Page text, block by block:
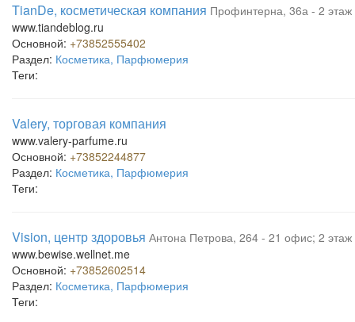
TianDe, косметическая компания Профинтерна, 36а - 2 этаж
www.tiandeblog.ru
Основной: +73852555402
Раздел: Косметика, Парфюмерия
Теги:
Valery, торговая компания
www.valery-parfume.ru
Основной: +73852244877
Раздел: Косметика, Парфюмерия
Теги:
Vision, центр здоровья Антона Петрова, 264 - 21 офис; 2 этаж
www.bewise.wellnet.me
Основной: +73852602514
Раздел: Косметика, Парфюмерия
Теги: